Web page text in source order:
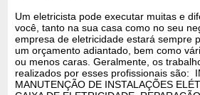
Um eletricista pode executar muitas e
você, tanto na sua casa como no seu
empresa de eletricidade estará sempre
um orçamento adiantado, bem como
ou menos caras. Geralmente, os
realizados por esses profissionais são:
MANUTENÇÃO DE INSTALAÇÕES